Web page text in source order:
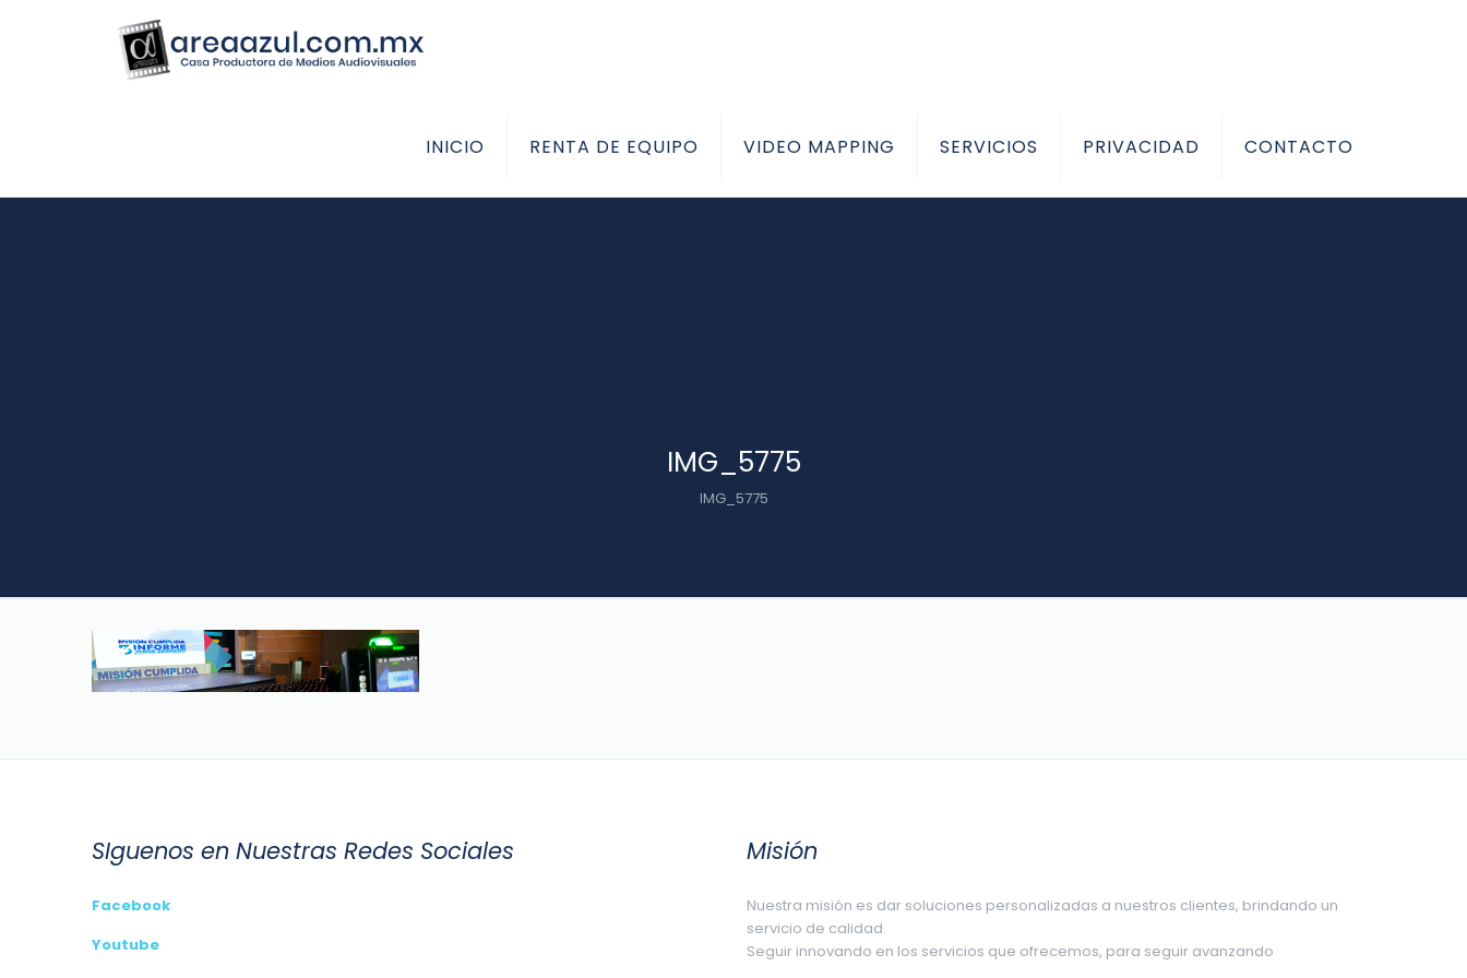
INICIO RENTA DE EQUIPO VIDEO MAPPING SERVICIOS PRIVACIDAD CONTACTO
IMG_5775
IMG_5775
SIguenos en Nuestras Redes Sociales
Facebook
Youtube
Misión
Nuestra misión es dar soluciones personalizadas a nuestros clientes, brindando un
servicio de calidad.
Seguir innovando en los servicios que ofrecemos, para seguir avanzando